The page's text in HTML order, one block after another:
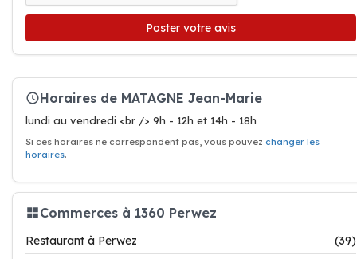
Poster votre avis
Horaires de MATAGNE Jean-Marie
lundi au vendredi <br /> 9h - 12h et 14h - 18h
Si ces horaires ne correspondent pas, vous pouvez changer les
horaires.
Commerces à 1360 Perwez
Restaurant à Perwez
(39)